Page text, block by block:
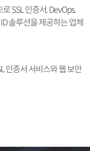
SSL 인증서, DevOps,
솔루션을 제공하는 업체
인증서 서비스와 웹 보안